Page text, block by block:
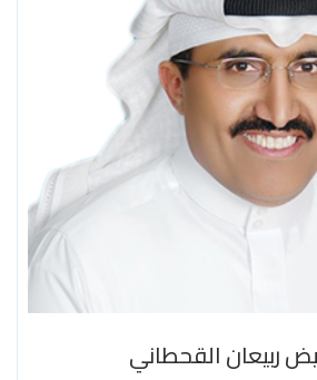
ربيعان القحطاني